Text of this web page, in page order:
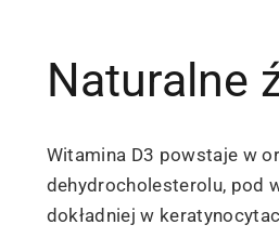
Naturalne
Witamina D3 powstaje w
dehydrocholesterolu, pod
dokładniej w